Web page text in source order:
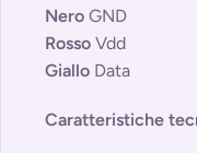
Nero GND
Rosso Vdd
Giallo Data
Caratteristiche